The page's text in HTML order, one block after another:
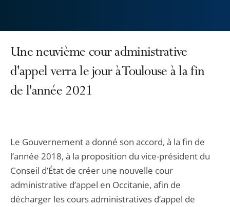
Une neuvième cour administrative
d'appel verra le jour à Toulouse à la fin
de l'année 2021
Le Gouvernement a donné son accord, à la fin de
l’année 2018, à la proposition du vice-président du
Conseil d’État de créer une nouvelle cour
administrative d’appel en Occitanie, afin de
décharger les cours administratives d’appel de